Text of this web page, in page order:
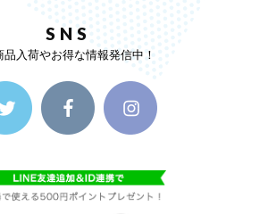
SNS
品入荷やお得な情報発信中！